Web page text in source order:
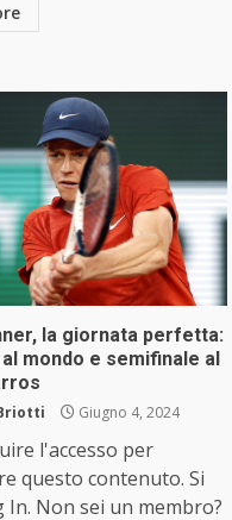
la giornata perfetta:
mondo e semifinale al
Giugno 4, 2024
l'accesso per
questo contenuto. Si
In. Non sei un membro?